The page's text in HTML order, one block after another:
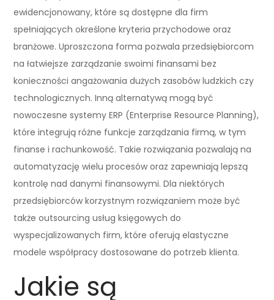
ewidencjonowany, które są dostępne dla firm
spełniających określone kryteria przychodowe oraz
branżowe. Uproszczona forma pozwala przedsiębiorcom
na łatwiejsze zarządzanie swoimi finansami bez
konieczności angażowania dużych zasobów ludzkich czy
technologicznych. Inną alternatywą mogą być
nowoczesne systemy ERP (Enterprise Resource Planning),
które integrują różne funkcje zarządzania firmą, w tym
finanse i rachunkowość. Takie rozwiązania pozwalają na
automatyzację wielu procesów oraz zapewniają lepszą
kontrolę nad danymi finansowymi. Dla niektórych
przedsiębiorców korzystnym rozwiązaniem może być
także outsourcing usług księgowych do
wyspecjalizowanych firm, które oferują elastyczne
modele współpracy dostosowane do potrzeb klienta.
Jakie są